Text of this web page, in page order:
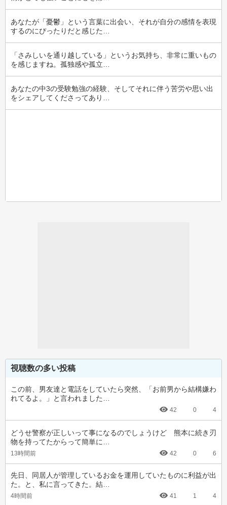
あなたが「憂鬱」という言葉に出会い、それが自分の感情を表現
するのにぴったりだと感じた…
「さみしいを通り越している」というお気持ち、非常に重いもの
を感じますね。孤独感や孤立…
あなたの中3の受験勉強の経験、そしてそれに伴う苦労や思い出
をシェアしてくださってあり…
視聴数の多い投稿
この前、男友達と電話をしていたら突然、「お前男から結構嫌わ
れてるよ。」と言われました…
42 0 4
どうせ警察が正しいって事になるのでしょうけど　熊本に続き刃
物を持ってたからって簡単に…
13時間前 42 0 6
先日、同居人が管理しているお金を運用していたものに利益が出
た。と、私に言ってきた。結…
4時間前 41 1 4